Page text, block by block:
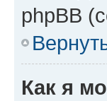
phpBB
Как я